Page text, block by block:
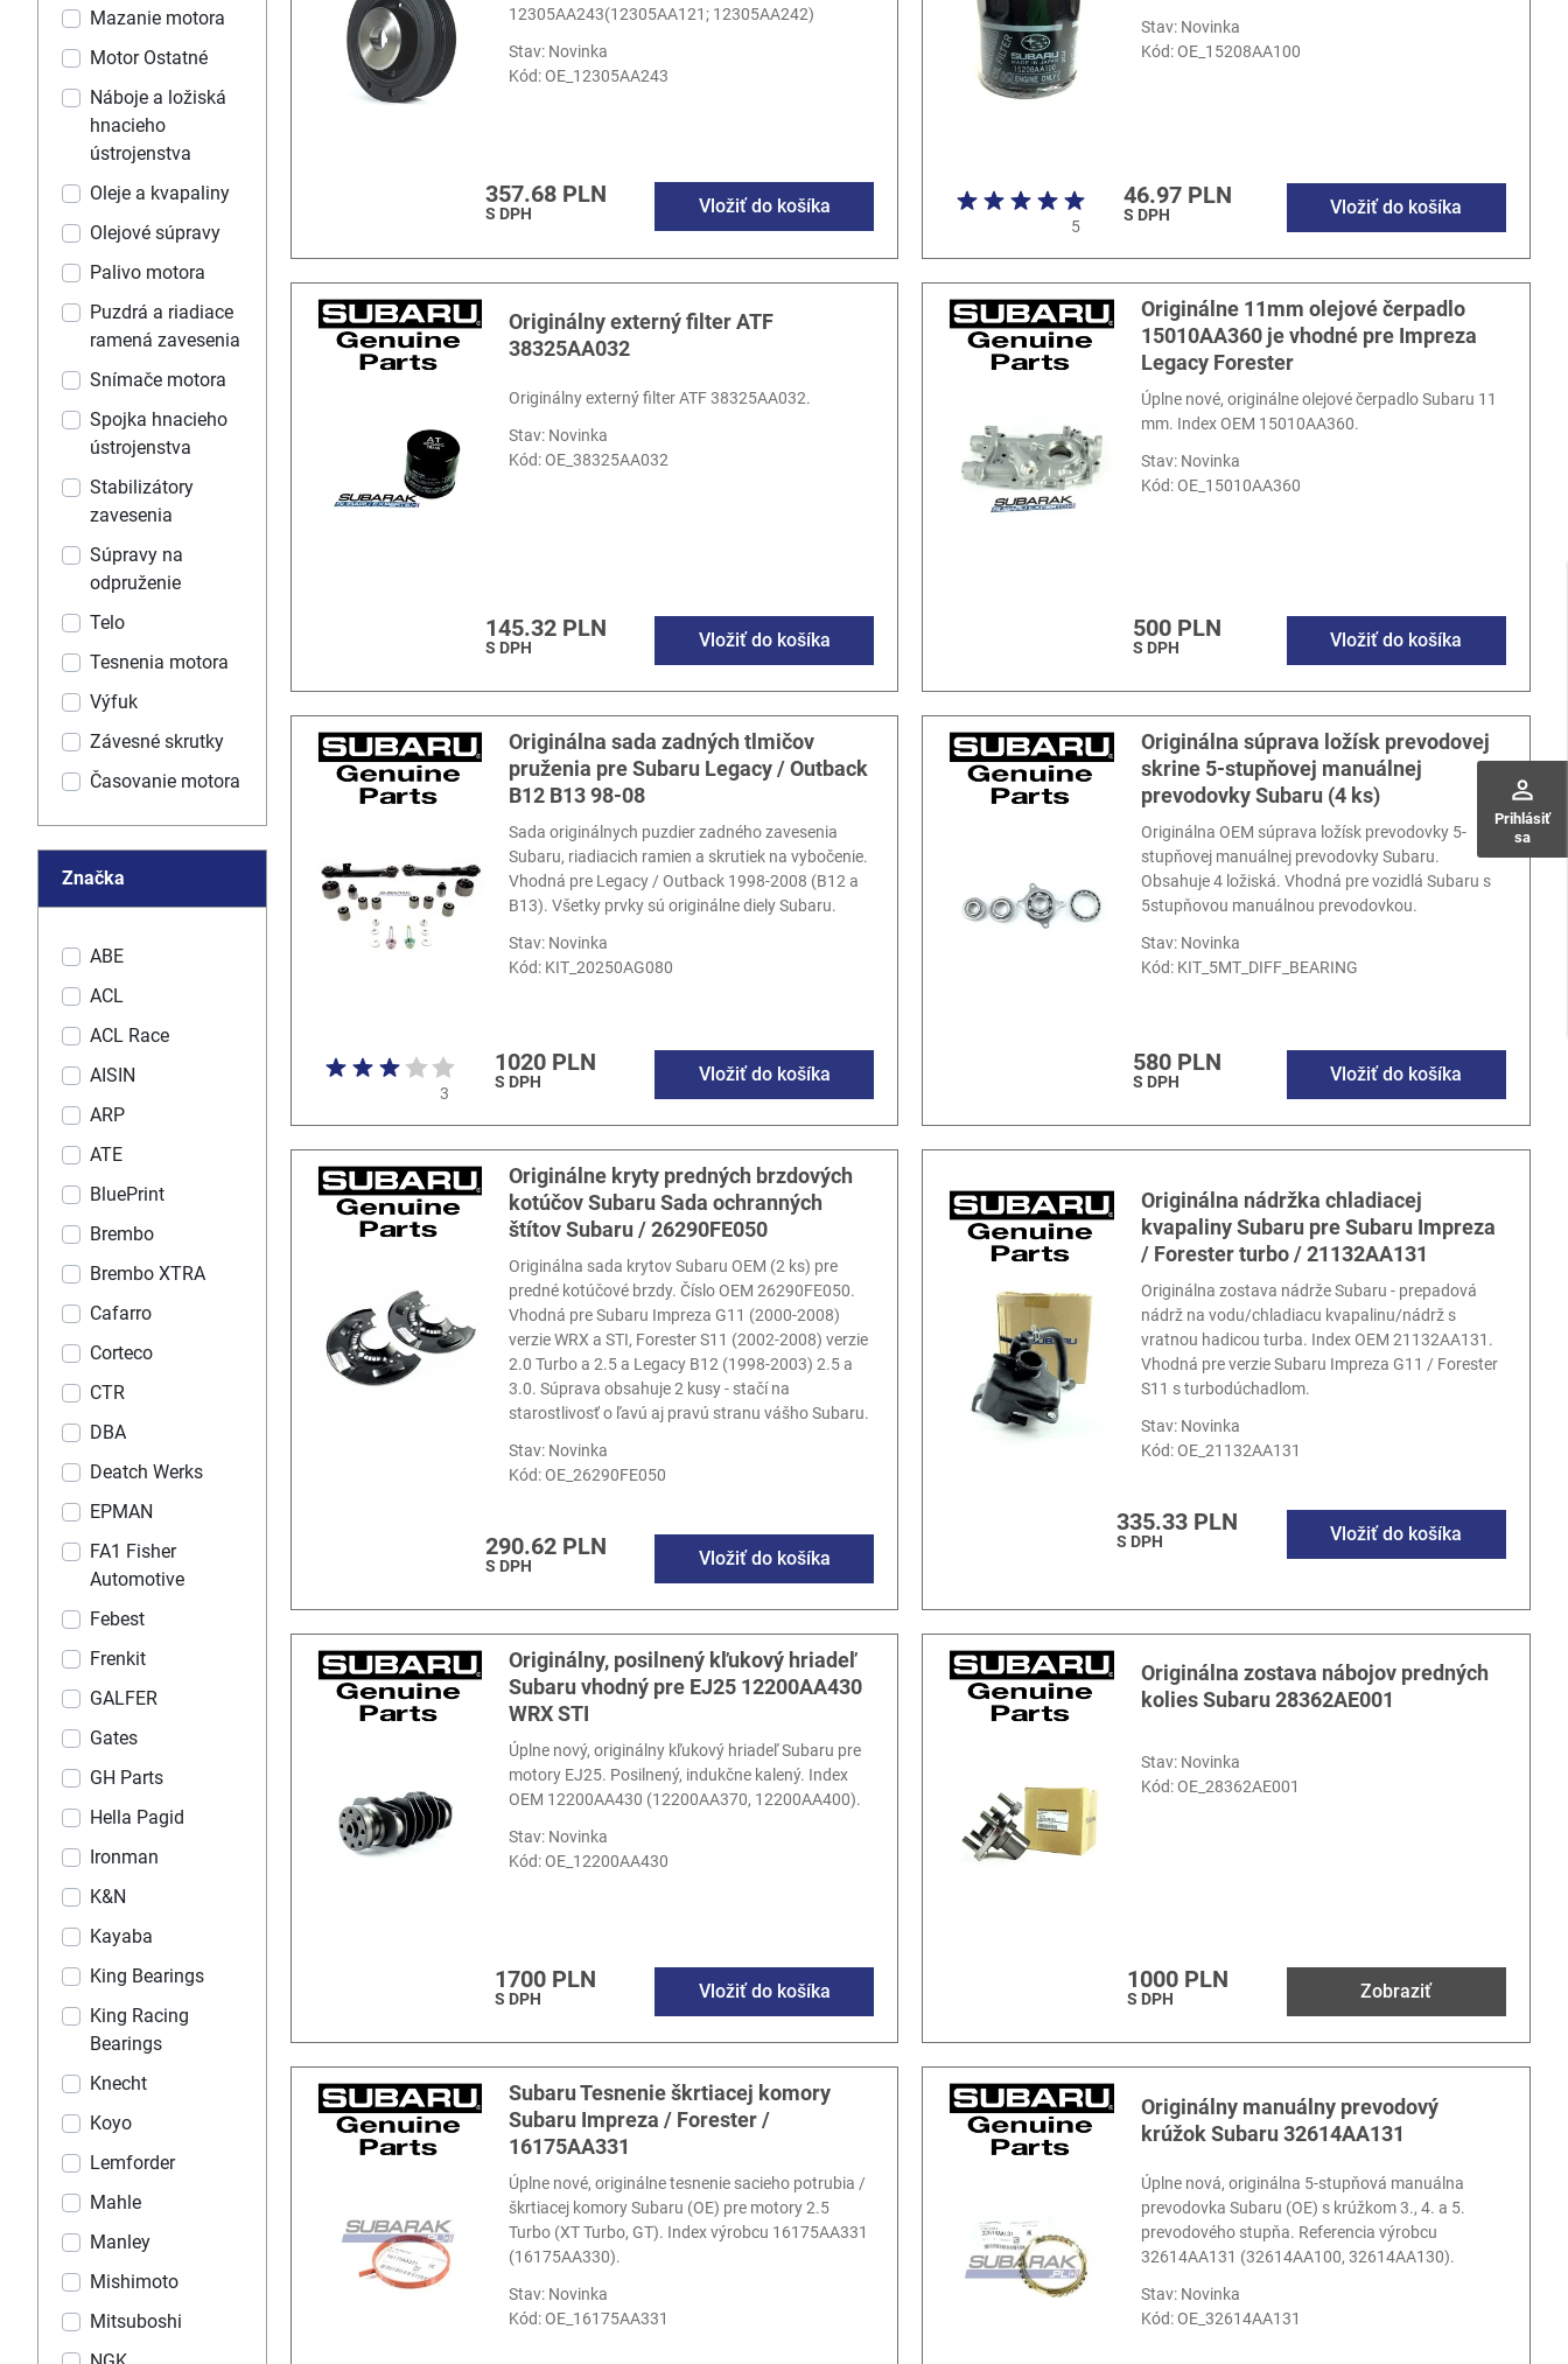
perm_identity
Prihlásiť
sa
Mazanie motora
Motor Ostatné
Náboje a ložiská
hnacieho
ústrojenstva
Oleje a kvapaliny
Olejové súpravy
Palivo motora
Puzdrá a riadiace
ramená zavesenia
Snímače motora
Spojka hnacieho
ústrojenstva
Stabilizátory
zavesenia
Súpravy na
odpruženie
Telo
Tesnenia motora
Výfuk
Závesné skrutky
Časovanie motora
Značka
ABE
ACL
ACL Race
AISIN
ARP
ATE
BluePrint
Brembo
Brembo XTRA
Cafarro
Corteco
CTR
DBA
Deatch Werks
EPMAN
FA1 Fisher
Automotive
Febest
Frenkit
GALFER
Gates
GH Parts
Hella Pagid
Ironman
K&N
Kayaba
King Bearings
King Racing
Bearings
Knecht
Koyo
Lemforder
Mahle
Manley
Mishimoto
Mitsuboshi
12305AA243(12305AA121; 12305AA242)
Stav: Novinka
Kód:OE_12305AA243
357.68 PLN
S DPH Vložiť do košíka
Stav: Novinka
Kód:OE_15208AA100
5
46.97 PLN
S DPH Vložiť do košíka
Originálny externý filter ATF
38325AA032
Originálny externý filter ATF 38325AA032.
Stav: Novinka
Kód:OE_38325AA032
145.32 PLN
S DPH Vložiť do košíka
Originálne 11mm olejové čerpadlo
15010AA360 je vhodné pre Impreza
Legacy Forester
Úplne nové, originálne olejové čerpadlo Subaru 11
mm. Index OEM 15010AA360.
Stav: Novinka
Kód:OE_15010AA360
500 PLN
S DPH Vložiť do košíka
Originálna sada zadných tlmičov
pruženia pre Subaru Legacy / Outback
B12 B13 98-08
Sada originálnych puzdier zadného zavesenia
Subaru, riadiacich ramien a skrutiek na vybočenie.
Vhodná pre Legacy / Outback 1998-2008 (B12 a
B13). Všetky prvky sú originálne diely Subaru.
Stav: Novinka
Kód: KIT_20250AG080
3
1020 PLN
S DPH Vložiť do košíka
Originálna súprava ložísk prevodovej
skrine 5-stupňovej manuálnej
prevodovky Subaru (4 ks)
Originálna OEM súprava ložísk prevodovky 5-
stupňovej manuálnej prevodovky Subaru.
Obsahuje 4 ložiská. Vhodná pre vozidlá Subaru s
5stupňovou manuálnou prevodovkou.
Stav: Novinka
Kód: KIT_5MT_DIFF_BEARING
580 PLN
S DPH Vložiť do košíka
Originálne kryty predných brzdových
kotúčov Subaru Sada ochranných
štítov Subaru / 26290FE050
Originálna sada krytov Subaru OEM (2 ks) pre
predné kotúčové brzdy. Číslo OEM 26290FE050.
Vhodná pre Subaru Impreza G11 (2000-2008)
verzie WRX a STI, Forester S11 (2002-2008) verzie
2.0 Turbo a 2.5 a Legacy B12 (1998-2003) 2.5 a
3.0. Súprava obsahuje 2 kusy - stačí na
starostlivosť o ľavú aj pravú stranu vášho Subaru.
Stav: Novinka
Kód:OE_26290FE050
290.62 PLN
S DPH Vložiť do košíka
Originálna nádržka chladiacej
kvapaliny Subaru pre Subaru Impreza
/ Forester turbo / 21132AA131
Originálna zostava nádrže Subaru - prepadová
nádrž na vodu/chladiacu kvapalinu/nádrž s
vratnou hadicou turba. Index OEM 21132AA131.
Vhodná pre verzie Subaru Impreza G11 / Forester
S11 s turbodúchadlom.
Stav: Novinka
Kód:OE_21132AA131
335.33 PLN
S DPH Vložiť do košíka
Originálny, posilnený kľukový hriadeľ
Subaru vhodný pre EJ25 12200AA430
WRX STI
Úplne nový, originálny kľukový hriadeľ Subaru pre
motory EJ25. Posilnený, indukčne kalený. Index
OEM 12200AA430 (12200AA370, 12200AA400).
Stav: Novinka
Kód:OE_12200AA430
1700 PLN
S DPH Vložiť do košíka
Originálna zostava nábojov predných
kolies Subaru 28362AE001
Stav: Novinka
Kód:OE_28362AE001
1000 PLN
S DPH Zobraziť
Subaru Tesnenie škrtiacej komory
Subaru Impreza / Forester /
16175AA331
Úplne nové, originálne tesnenie sacieho potrubia /
škrtiacej komory Subaru (OE) pre motory 2.5
Turbo (XT Turbo, GT). Index výrobcu 16175AA331
(16175AA330).
Stav: Novinka
Kód:OE_16175AA331
Originálny manuálny prevodový
krúžok Subaru 32614AA131
Úplne nová, originálna 5-stupňová manuálna
prevodovka Subaru (OE) s krúžkom 3., 4. a 5.
prevodového stupňa. Referencia výrobcu
32614AA131 (32614AA100, 32614AA130).
Stav: Novinka
Kód:OE_32614AA131